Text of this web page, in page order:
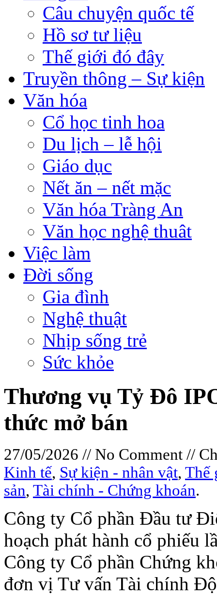
Câu chuyện quốc tế
Hồ sơ tư liệu
Thế giới đó đây
Truyền thông – Sự kiện
Văn hóa
Cổ học tinh hoa
Du lịch – lễ hội
Giáo dục
Nết ăn – nết mặc
Văn hóa Tràng An
Văn học nghệ thuât
Việc làm
Đời sống
Gia đình
Nghệ thuật
Nhịp sống trẻ
Sức khỏe
Thương vụ Tỷ Đô
thức mở bán
27/05/2026 // No Comment //
Kinh tế, Sự kiện - nhân vật, Thế
sản, Tài chính - Chứng khoán.
Công ty Cổ phần Đầu tư
hoạch phát hành cổ phiếu
Công ty Cổ phần Chứng
đơn vị Tư vấn Tài chính